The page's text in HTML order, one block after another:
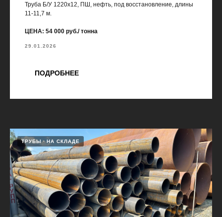
Труба Б/У 1220х12, ПШ, нефть, под восстановление, длины
11-11,7 м.
ЦЕНА: 54 000 руб./ тонна
29.01.2026
ПОДРОБНЕЕ
ТРУБЫ НА СКЛАДЕ